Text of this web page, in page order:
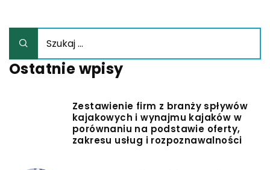
Ostatnie wpisy
Zestawienie firm z branży spływów
kajakowych i wynajmu kajaków w
porównaniu na podstawie oferty,
zakresu usług i rozpoznawalności